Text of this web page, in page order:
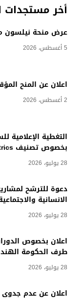
أخر مستجدات
عرض منحة نيلسون
5 أغسطس، 2026
اعلان عن المنح المؤقت
2 أغسطس، 2026
التغطية الإعلامية
بخصوص تصنيف Webometrics ،
28 يوليو، 2026
دعوة للترشح
الانسانية والاجتماعية
28 يوليو، 2026
اعلان بخصوص
طرف الحكومة
28 يوليو، 2026
اعلان عن عدم جدوى